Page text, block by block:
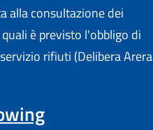
alla consultazione dei
è previsto l'obbligo di
rifiuti (Delibera Arera